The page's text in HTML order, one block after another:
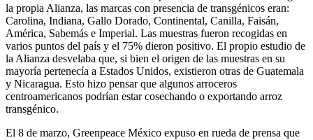
la propia Alianza, las marcas con presencia de transgénicos eran:
Carolina, Indiana, Gallo Dorado, Continental, Canilla, Faisán,
América, Sabemás e Imperial. Las muestras fueron recogidas en
varios puntos del país y el 75% dieron positivo. El propio estudio de
la Alianza desvelaba que, si bien el origen de las muestras en su
mayoría pertenecía a Estados Unidos, existieron otras de Guatemala
y Nicaragua. Esto hizo pensar que algunos arroceros
centroamericanos podrían estar cosechando o exportando arroz
transgénico.
El 8 de marzo, Greenpeace México expuso en rueda de prensa que